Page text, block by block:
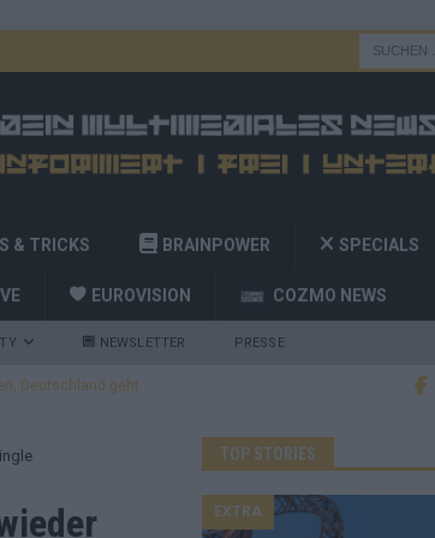
& TRICKS BRAINPOWER SPECIALS
EUROVISION COZMO NEWS
NEWSLETTER PRESSE
Deutschland geht
Zweites!
TOP STORIES
EXTRA